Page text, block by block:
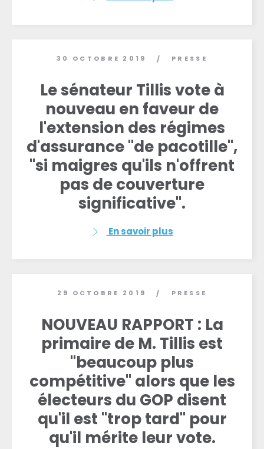
30 OCTOBRE 2019 / PRESSE
Le sénateur Tillis vote à
nouveau en faveur de
l'extension des régimes
d'assurance "de pacotille",
"si maigres qu'ils n'offrent
pas de couverture
significative".
En savoir plus
29 OCTOBRE 2019 / PRESSE
NOUVEAU RAPPORT : La
primaire de M. Tillis est
"beaucoup plus
compétitive" alors que les
électeurs du GOP disent
qu'il est "trop tard" pour
qu'il mérite leur vote.